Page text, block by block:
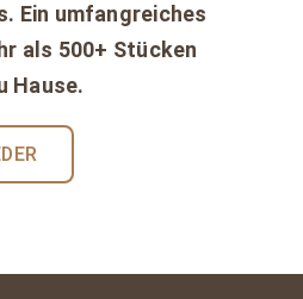
Ein umfangreiches
als 500+ Stücken
Hause.